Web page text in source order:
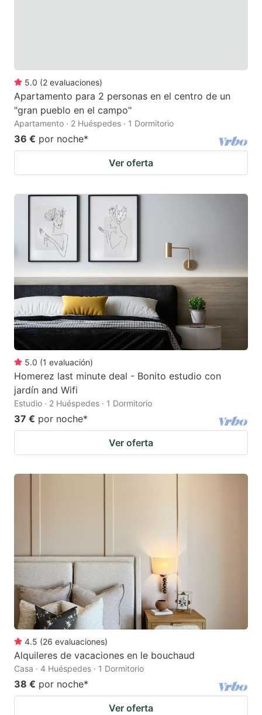
5.0 (2 evaluaciones)
Apartamento para 2 personas en el centro de un
"gran pueblo en el campo"
Apartamento · 2 Huéspedes · 1 Dormitorio
36 € por noche*
Ver oferta
5.0 (1 evaluación)
Homerez last minute deal - Bonito estudio con
jardín and Wifi
Estudio · 2 Huéspedes · 1 Dormitorio
37 € por noche*
Ver oferta
4.5 (26 evaluaciones)
Alquileres de vacaciones en le bouchaud
Casa · 4 Huéspedes · 1 Dormitorio
38 € por noche*
Ver oferta